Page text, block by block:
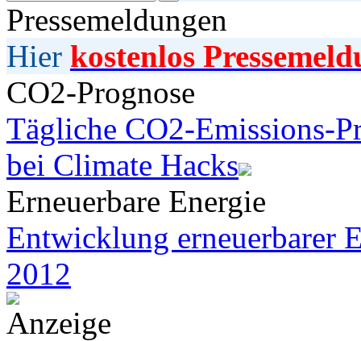
Pressemeldungen
Hier kostenlos
CO2-Prognose
Tägliche CO2-Emissions-
bei Climate Hacks
Erneuerbare Energie
Entwicklung erneuerbarer
2012
Anzeige